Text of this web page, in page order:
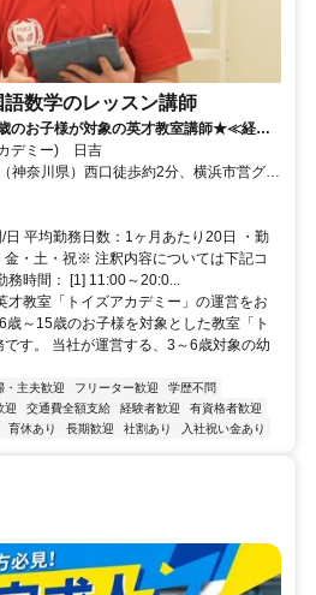
数学のレッスン講師
のお子様が対象の英才教室講師★≪経験/
デミー) 日吉
神奈川県）西口徒歩約2分、横浜市営グリ
西口徒歩約2分、東急東横線 日吉（神奈
平均勤務日数：1ヶ月あたり20日 ・勤
・土・祝※ 注釈内容については下記コ
務時間： [1] 11:00～20:0...
才教室「トイズアカデミー」の運営をお
～15歳のお子様を対象とした教室「ト
す。 当社が運営する、3～6歳対象の幼
・主夫歓迎 フリーター歓迎
学歴不問
迎 交通費全額支給 経験者歓迎
有資格者歓迎
育休あり 長期歓迎 社割あり 入社祝い金あり